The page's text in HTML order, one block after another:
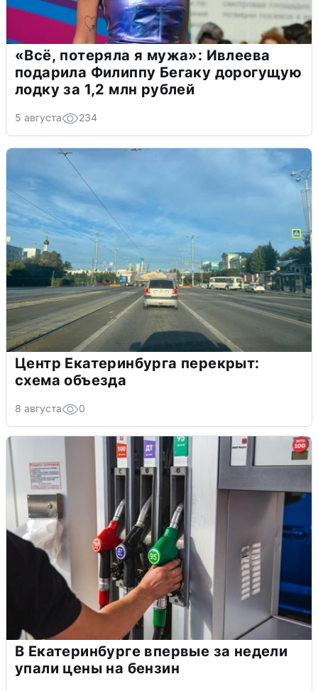
«Всё, потеряла я мужа»: Ивлеева
подарила Филиппу Бегаку дорогущую
лодку за 1,2 млн рублей
5 августа 234
Центр Екатеринбурга перекрыт:
схема объезда
8 августа 0
В Екатеринбурге впервые за недели
упали цены на бензин